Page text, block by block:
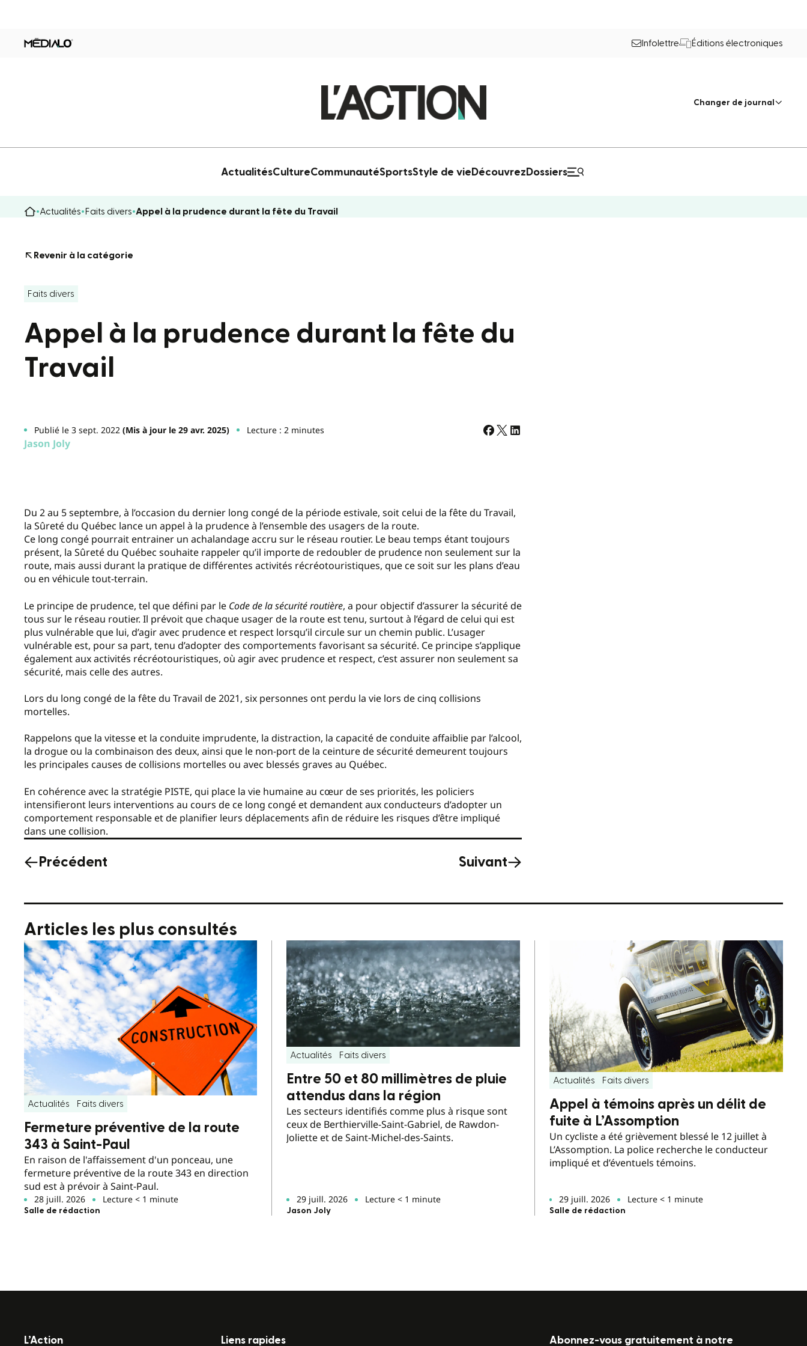
Infolettre Éditions électroniques
Changer de journal
ActualitésCultureCommunautéSportsStyle de vie Découvrez Dossiers
Actualités Faits divers Appel à la prudence durant la fête du Travail
Revenir à la catégorie
Faits divers
Appel à la prudence durant la fête du
Travail
Publié le 3 sept. 2022 (Mis à jour le 29 avr. 2025) Lecture : 2 minutes
Jason Joly
Du 2 au 5 septembre, à l’occasion du dernier long congé de la période estivale, soit celui de la fête du Travail,
la Sûreté du Québec lance un appel à la prudence à l’ensemble des usagers de la route.
Ce long congé pourrait entrainer un achalandage accru sur le réseau routier. Le beau temps étant toujours
présent, la Sûreté du Québec souhaite rappeler qu’il importe de redoubler de prudence non seulement sur la
route, mais aussi durant la pratique de différentes activités récréotouristiques, que ce soit sur les plans d’eau
ou en véhicule tout-terrain.
Le principe de prudence, tel que défini par le Code de la sécurité routière, a pour objectif d’assurer la sécurité de
tous sur le réseau routier. Il prévoit que chaque usager de la route est tenu, surtout à l’égard de celui qui est
plus vulnérable que lui, d’agir avec prudence et respect lorsqu’il circule sur un chemin public. L’usager
vulnérable est, pour sa part, tenu d’adopter des comportements favorisant sa sécurité. Ce principe s’applique
également aux activités récréotouristiques, où agir avec prudence et respect, c’est assurer non seulement sa
sécurité, mais celle des autres.
Lors du long congé de la fête du Travail de 2021, six personnes ont perdu la vie lors de cinq collisions
mortelles.
Rappelons que la vitesse et la conduite imprudente, la distraction, la capacité de conduite affaiblie par l’alcool,
la drogue ou la combinaison des deux, ainsi que le non-port de la ceinture de sécurité demeurent toujours
les principales causes de collisions mortelles ou avec blessés graves au Québec.
En cohérence avec la stratégie PISTE, qui place la vie humaine au cœur de ses priorités, les policiers
intensifieront leurs interventions au cours de ce long congé et demandent aux conducteurs d’adopter un
comportement responsable et de planifier leurs déplacements afin de réduire les risques d’être impliqué
dans une collision.
Précédent Suivant
Articles les plus consultés
Actualités Faits divers
Fermeture préventive de la route
343 à Saint-Paul
En raison de l'affaissement d'un ponceau, une
fermeture préventive de la route 343 en direction
sud est à prévoir à Saint-Paul.
28 juill. 2026 Lecture < 1 minute
Salle de rédaction
Actualités Faits divers
Entre 50 et 80 millimètres de pluie
attendus dans la région
Les secteurs identifiés comme plus à risque sont
ceux de Berthierville-Saint-Gabriel, de Rawdon-
Joliette et de Saint-Michel-des-Saints.
29 juill. 2026 Lecture < 1 minute
Jason Joly
Actualités Faits divers
Appel à témoins après un délit de
fuite à L’Assomption
Un cycliste a été grièvement blessé le 12 juillet à
L’Assomption. La police recherche le conducteur
impliqué et d’éventuels témoins.
29 juill. 2026 Lecture < 1 minute
Salle de rédaction
L’Action Liens rapides Abonnez-vous gratuitement à notre